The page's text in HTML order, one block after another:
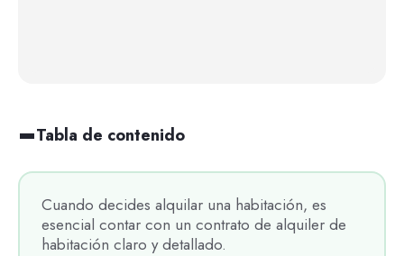
Cuando decides alquilar una habitación, es
esencial contar con un contrato de alquiler de
habitación claro y detallado.
Tabla de contenido